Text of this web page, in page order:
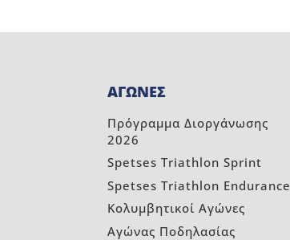
ΑΓΩΝΕΣ
Πρόγραμμα Διοργάνωσης
2026
Spetses Triathlon Sprint
Spetses Triathlon Endurance
Κολυμβητικοί Αγώνες
Αγώνας Ποδηλασίας